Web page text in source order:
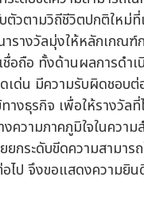
ตัวตามวิถีชีวิตปกติใหม่
รางวัลมุ่งให้หลักเกณ
ชื่อถือ ทั้งด้านผลการดำ
เด่น มีความรับผิดชอบ
างธุรกิจ เพื่อให้รางวัลที่
ความภาคภูมิใจในความ
ยกระดับขีดความสามาร
อไป จึงขอแสดงความยิ